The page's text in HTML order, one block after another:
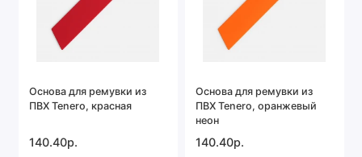
Основа для ремувки из
ПВХ Tenero, красная
140.40р.
Основа для ремувки из
ПВХ Tenero, оранжевый
неон
140.40р.